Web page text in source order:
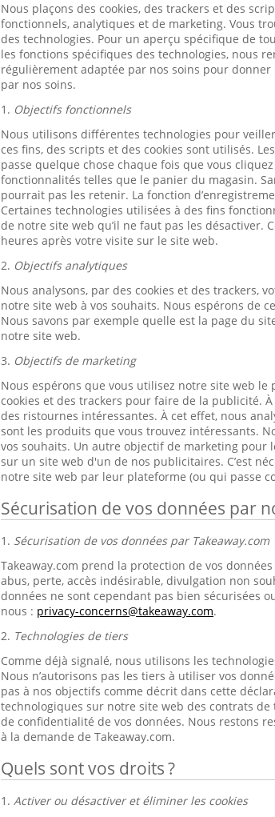
Nous plaçons des cookies, des trackers et des
fonctionnels, analytiques et de marketing. Vous
des technologies. Pour un aperçu spécifique de
les fonctions spécifiques des technologies, nous
régulièrement adaptée par nos soins pour
par nos soins.
1. Objectifs fonctionnels
Nous utilisons différentes technologies pour
ces fins, des scripts et des cookies sont utilisés.
passe quelque chose chaque fois que vous
fonctionnalités telles que le panier du magasin.
pourrait pas les retenir. La fonction
Certaines technologies utilisées à des fins
de notre site web qu’il ne faut pas les désactiver.
heures après votre visite sur le site web.
2. Objectifs analytiques
Nous analysons, par des cookies et des trackers,
notre site web à vos souhaits. Nous espérons de
Nous savons par exemple quelle est la page du
notre site web.
3. Objectifs de marketing
Nous espérons que vous utilisez notre site web
cookies et des trackers pour faire de la publicité.
des ristournes intéressantes. À cet effet, nous
sont les produits que vous trouvez intéressants.
vos souhaits. Un autre objectif de marketing pour
sur un site web d'un de nos publicitaires. C’est
notre site web par leur plateforme (ou qui passe
Sécurisation de vos données par
1. Sécurisation de vos données par Takeaway.com
Takeaway.com prend la protection de vos
abus, perte, accès indésirable, divulgation non
données ne sont cependant pas bien sécurisées
nous : privacy-concerns@takeaway.com.
2. Technologies de tiers
Comme déjà signalé, nous utilisons les
Nous n’autorisons pas les tiers à utiliser vos
pas à nos objectifs comme décrit dans cette
technologiques sur notre site web des contrats
de confidentialité de vos données. Nous restons
à la demande de Takeaway.com.
Quels sont vos droits ?
1. Activer ou désactiver et éliminer les cookies